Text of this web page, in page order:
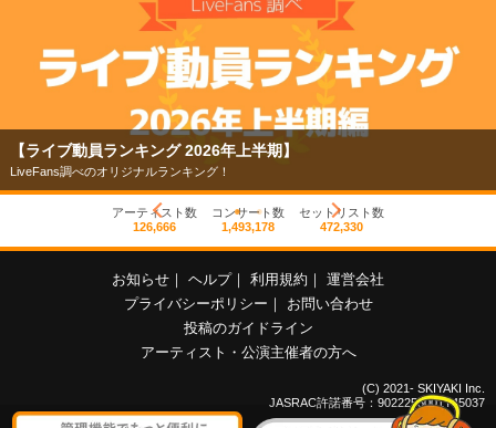
【ライブ動員ランキング 2026年上半期】
LiveFans調べのオリジナルランキング！
アーティスト数
126,666
コンサート数
1,493,178
セットリスト数
472,330
お知らせ ｜ ヘルプ｜ 利用規約 ｜ 運営会社
プライバシーポリシー ｜
お問い合わせ
投稿のガイドライン
アーティスト・公演主催者の方へ
(C) 2021- SKIYAKI Inc.
JASRAC許諾番号：9022255001Y45037